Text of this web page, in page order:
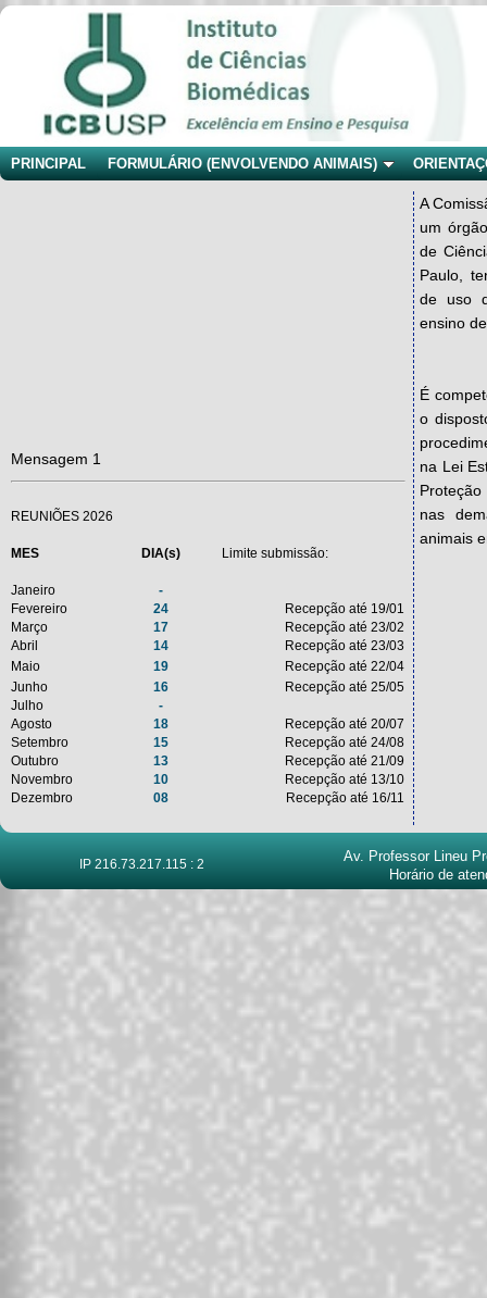
PRINCIPAL FORMULÁRIO (ENVOLVENDO ANIMAIS)
Senhores(as) Pesquisadores(as).
realizada em 17/03/2026, o Prof. Dr. Stephen Fernandes
de Paula Rodrigues foi eleito Coordenador da CEUA ICB.
Atenciosamente. Secretaria CEUA
REUNIÕES 2026
MES DIA(s) Limite submissão:
Janeiro
-
Fevereiro
24
Recepção até 19/01
Março
17
Recepção até 23/02
Abril
14
Recepção até 23/03
Maio
19
Recepção até 22/04
Junho
16
Recepção até 25/05
Julho
-
Agosto
18
Recepção até 20/07
Setembro
15
Recepção até 24/08
Outubro
13
Recepção até 21/09
Novembro
10
Recepção até 13/10
Dezembro
08 Recepção até 16/11
A
um
de
Paulo,
de uso
ensino
É
o
na Lei
nas
animais
IP 216.73.217.115 : 2
Av. Professor Lineu
Horário de